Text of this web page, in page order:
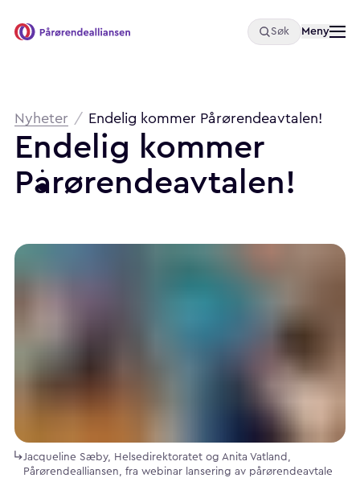
Pårørendealliansen Søk Åpne
Meny
Brødsmulesti
Nyheter / Endelig kommer Pårørendeavtalen!
Endelig kommer
Pårørendeavtalen!
Jacqueline Sæby, Helsedirektoratet og Anita Vatland,
Pårørendealliansen, fra webinar lansering av pårørendeavtale